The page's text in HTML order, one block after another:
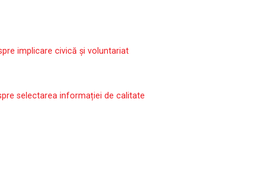
implicare civică și voluntariat
selectarea informației de calitate